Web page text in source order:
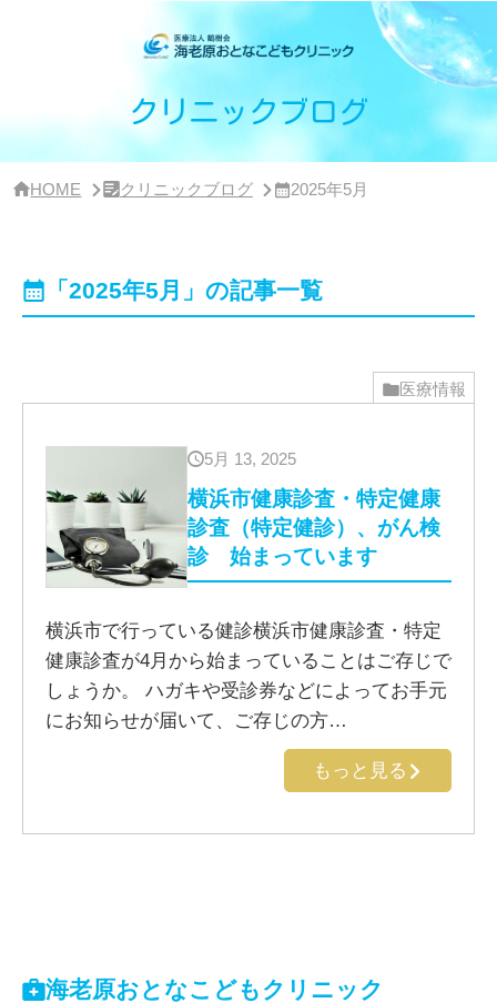
クリニックブログ
HOME クリニックブログ 2025年5月
「2025年5月」の記事一覧
医療情報
5月 13, 2025
横浜市健康診査・特定健康
診査（特定健診）、がん検
診 始まっています
横浜市で行っている健診横浜市健康診査・特定
健康診査が4月から始まっていることはご存じで
しょうか。 ハガキや受診券などによってお手元
にお知らせが届いて、ご存じの方…
もっと見る
海老原おとなこどもクリニック